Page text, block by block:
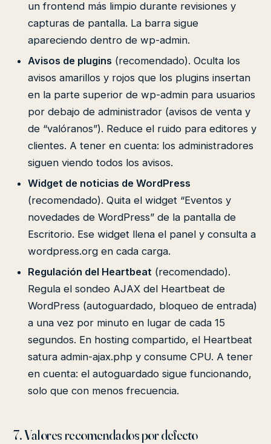
un frontend más limpio durante revisiones y
capturas de pantalla. La barra sigue
apareciendo dentro de wp-admin.
Avisos de plugins (recomendado). Oculta los
avisos amarillos y rojos que los plugins insertan
en la parte superior de wp-admin para usuarios
por debajo de administrador (avisos de venta y
de “valóranos”). Reduce el ruido para editores y
clientes. A tener en cuenta: los administradores
siguen viendo todos los avisos.
Widget de noticias de WordPress
(recomendado). Quita el widget “Eventos y
novedades de WordPress” de la pantalla de
Escritorio. Ese widget llena el panel y consulta a
wordpress.org en cada carga.
Regulación del Heartbeat (recomendado).
Regula el sondeo AJAX del Heartbeat de
WordPress (autoguardado, bloqueo de entrada)
a una vez por minuto en lugar de cada 15
segundos. En hosting compartido, el Heartbeat
satura admin-ajax.php y consume CPU. A tener
en cuenta: el autoguardado sigue funcionando,
solo que con menos frecuencia.
7. Valores recomendados por defecto